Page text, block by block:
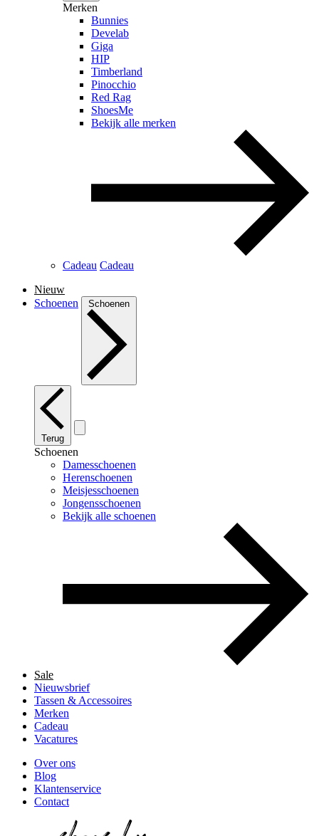
Merken
Bunnies
Develab
Giga
HIP
Timberland
Pinocchio
Red Rag
ShoesMe
Bekijk alle merken
Cadeau Cadeau
Nieuw
Schoenen
Schoenen
Terug
Schoenen
Damesschoenen
Herenschoenen
Meisjesschoenen
Jongensschoenen
Bekijk alle schoenen
Sale
Nieuwsbrief
Tassen & Accessoires
Merken
Cadeau
Vacatures
Over ons
Blog
Klantenservice
Contact